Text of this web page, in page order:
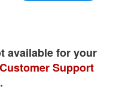
available for your
Customer Support
.